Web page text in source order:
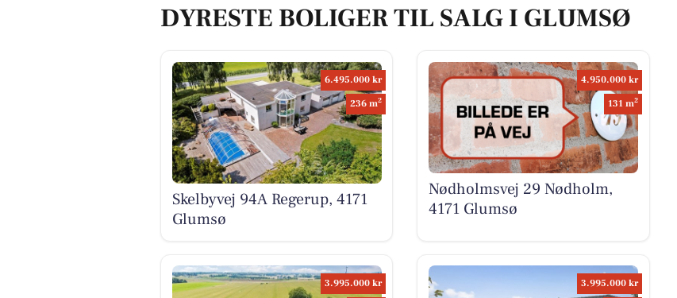
DYRESTE BOLIGER TIL SALG I GLUMSØ
6.495.000 kr
236 m2
Skelbyvej 94A Regerup, 4171
Glumsø
4.950.000 kr
131 m2
Nødholmsvej 29 Nødholm,
4171 Glumsø
3.995.000 kr
3.995.000 kr